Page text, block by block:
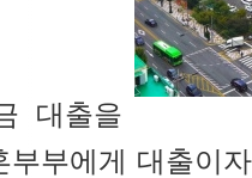
대출을
부부에게 대출이